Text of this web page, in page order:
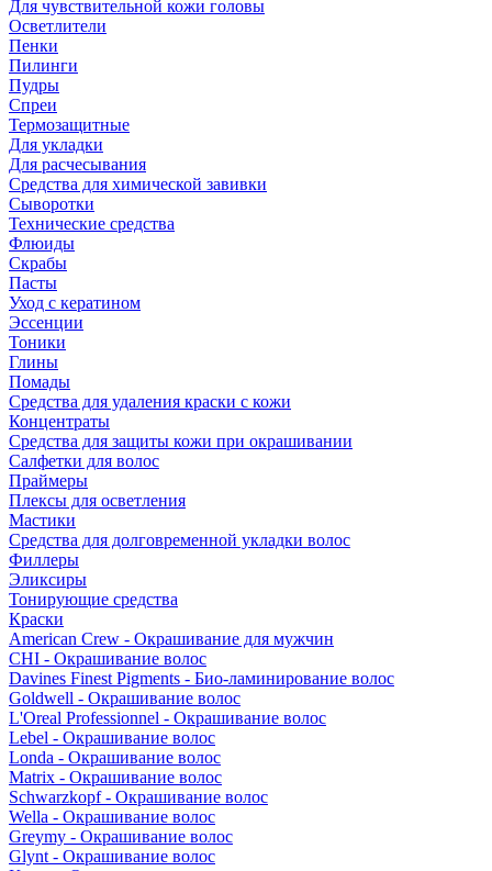
Для чувствительной кожи головы
Осветлители
Пенки
Пилинги
Пудры
Спреи
Термозащитные
Для укладки
Для расчесывания
Средства для химической завивки
Сыворотки
Технические средства
Флюиды
Скрабы
Пасты
Уход с кератином
Эссенции
Тоники
Глины
Помады
Средства для удаления краски с кожи
Концентраты
Средства для защиты кожи при окрашивании
Салфетки для волос
Праймеры
Плексы для осветления
Мастики
Средства для долговременной укладки волос
Филлеры
Эликсиры
Тонирующие средства
Краски
American Crew - Окрашивание для мужчин
CHI - Окрашивание волос
Davines Finest Pigments - Био-ламинирование волос
Goldwell - Окрашивание волос
L'Oreal Professionnel - Окрашивание волос
Lebel - Окрашивание волос
Londa - Окрашивание волос
Matrix - Окрашивание волос
Schwarzkopf - Окрашивание волос
Wella - Окрашивание волос
Greymy - Окрашивание волос
Glynt - Окрашивание волос